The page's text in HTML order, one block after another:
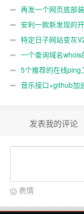
再发一个网页底部
安利一款新发现的
特定日子网站变灰
一个查询域名
5个推荐的在线ping
音乐接口+github加
发表我的评论
表情